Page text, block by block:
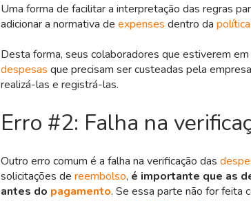
Uma forma de facilitar a interpretação das regras
adicionar a normativa de expenses dentro da
Desta forma, seus colaboradores que estiverem
despesas que precisam ser custeadas pela
realizá-las e registrá-las.
Erro #2: Falha na
Outro erro comum é a falha na verificação das
solicitações de reembolso, é importante que as
antes do pagamento. Se essa parte não for feita